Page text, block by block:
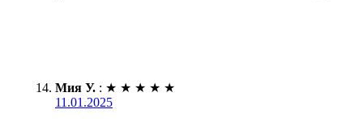
Мия У. : ★ ★ ★ ★ ★
11.01.2025